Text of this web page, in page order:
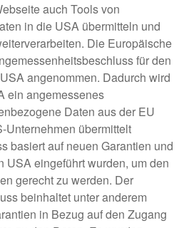
auch Tools von
in die USA übermitteln und
Die Europäische
für den
angenommen. Dadurch wird
ein angemessenes
Daten aus der EU
Unternehmen übermittelt
basiert auf neuen Garantien und
USA eingeführt wurden, um den
gerecht zu werden. Der
beinhaltet unter anderem
in Bezug auf den Zugang